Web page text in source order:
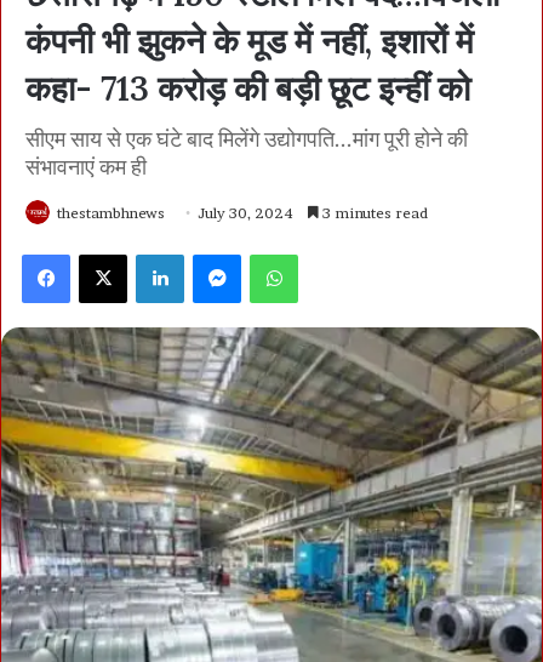
कंपनी भी झुकने के मूड में नहीं, इशारों में
कहा- 713 करोड़ की बड़ी छूट इन्हीं को
सीएम साय से एक घंटे बाद मिलेंगे उद्योगपति...मांग पूरी होने की
संभावनाएं कम ही
thestambhnews July 30, 2024 3 minutes read
Facebook X LinkedIn